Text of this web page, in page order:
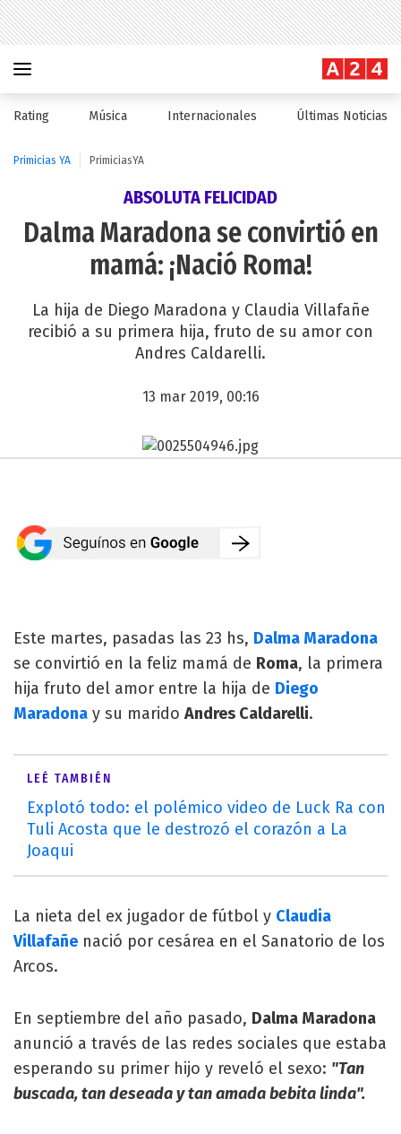
Rating Música Internacionales Últimas Noticias
Primicias YA PrimiciasYA
ABSOLUTA FELICIDAD
Dalma Maradona se convirtió en
mamá: ¡Nació Roma!
La hija de Diego Maradona y Claudia Villafañe
recibió a su primera hija, fruto de su amor con
Andres Caldarelli.
13 mar 2019, 00:16
Este martes, pasadas las 23 hs, Dalma Maradona
se convirtió en la feliz mamá de Roma, la primera
hija fruto del amor entre la hija de Diego
Maradona y su marido Andres Caldarelli.
LEÉ TAMBIÉN
Explotó todo: el polémico video de Luck Ra con
Tuli Acosta que le destrozó el corazón a La
Joaqui
La nieta del ex jugador de fútbol y Claudia
Villafañe nació por cesárea en el Sanatorio de los
Arcos.
En septiembre del año pasado, Dalma Maradona
anunció a través de las redes sociales que estaba
esperando su primer hijo y reveló el sexo: "Tan
buscada, tan deseada y tan amada bebita linda".